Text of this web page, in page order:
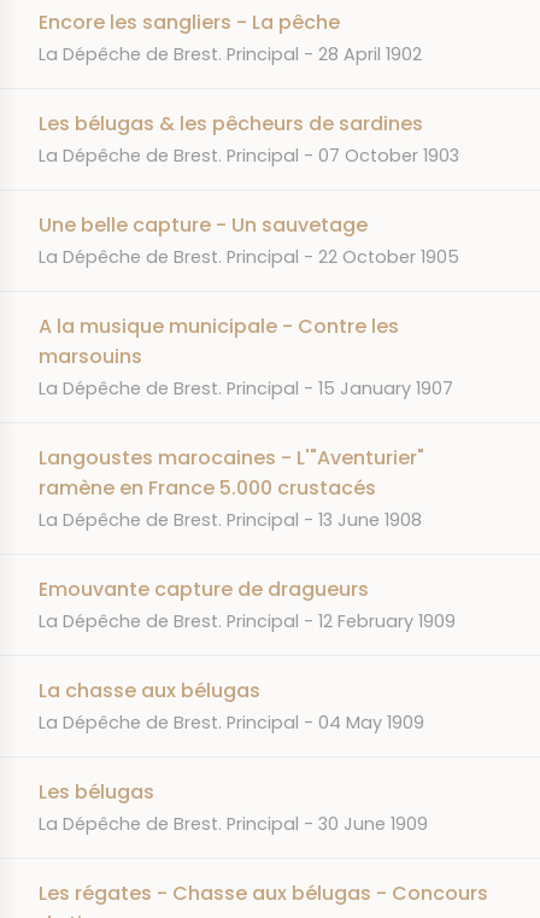
Encore les sangliers - La pêche
JOURNAL
La Dépêche de Brest. Principal DATE
28 April 1902
Les bélugas & les pêcheurs de sardines
JOURNAL
La Dépêche de Brest. Principal DATE
07 October 1903
Une belle capture - Un sauvetage
JOURNAL
La Dépêche de Brest. Principal DATE
22 October 1905
A la musique municipale - Contre les
marsouins
JOURNAL
La Dépêche de Brest. Principal DATE
15 January 1907
Langoustes marocaines - L'"Aventurier"
ramène en France 5.000 crustacés
JOURNAL
La Dépêche de Brest. Principal DATE
13 June 1908
Emouvante capture de dragueurs
JOURNAL
La Dépêche de Brest. Principal DATE
12 February 1909
La chasse aux bélugas
JOURNAL
La Dépêche de Brest. Principal DATE
04 May 1909
Les bélugas
JOURNAL
La Dépêche de Brest. Principal DATE
30 June 1909
Les régates - Chasse aux bélugas - Concours